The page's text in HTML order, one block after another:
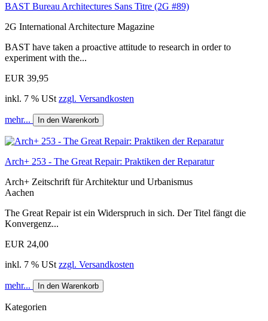
BAST Bureau Architectures Sans Titre (2G #89)
2G International Architecture Magazine
BAST have taken a proactive attitude to research in order to
experiment with the...
EUR 39,95
inkl. 7 % USt zzgl. Versandkosten
mehr... In den Warenkorb
Arch+ 253 - The Great Repair: Praktiken der Reparatur
Arch+ Zeitschrift für Architektur und Urbanismus
Aachen
The Great Repair ist ein Widerspruch in sich. Der Titel fängt die
Konvergenz...
EUR 24,00
inkl. 7 % USt zzgl. Versandkosten
mehr... In den Warenkorb
Kategorien